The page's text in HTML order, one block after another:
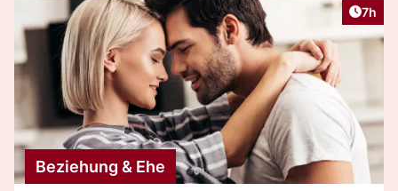
7h
Beziehung & Ehe